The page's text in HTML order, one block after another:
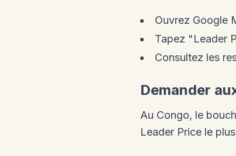
Ouvrez Google
Tapez "Leader
Consultez les
Demander
Au Congo, le
Leader Price le